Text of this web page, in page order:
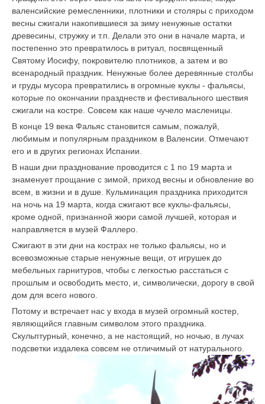
валенсийские ремесленники, плотники и столяры с приходом
весны сжигали накопившиеся за зиму ненужные остатки
древесины, стружку и т.п. Делали это они в начале марта, и
постепенно это превратилось в ритуал, посвященный
Святому Иосифу, покровителю плотников, а затем и во
всенародный праздник. Ненужные более деревянные столбы
и груды мусора превратились в огромные куклы - фальясы,
которые по окончании празднеств и фестивального шествия
сжигали на костре. Совсем как наше чучело масленицы.
В конце 19 века Фальяс становится самым, пожалуй,
любимым и популярным праздником в Валенсии. Отмечают
его и в других регионах Испании.
В наши дни празднование проводится с 1 по 19 марта и
знаменует прощание с зимой, приход весны и обновление во
всем, в жизни и в душе. Кульминация праздника приходится
на ночь на 19 марта, когда сжигают все куклы-фальясы,
кроме одной, признанной жюри самой лучшей, которая и
направляется в музей Фаллеро.
Сжигают в эти дни на кострах не только фальясы, но и
всевозможные старые ненужные вещи, от игрушек до
мебельных гарнитуров, чтобы с легкостью расстаться с
прошлым и освободить место, и, символически, дорогу в свой
дом для всего нового.
Потому и встречает нас у входа в музей огромный костер,
являющийся главным символом этого праздника.
Скульптурный, конечно, а не настоящий, но ночью, в лучах
подсветки издалека совсем не отличимый от натурального.